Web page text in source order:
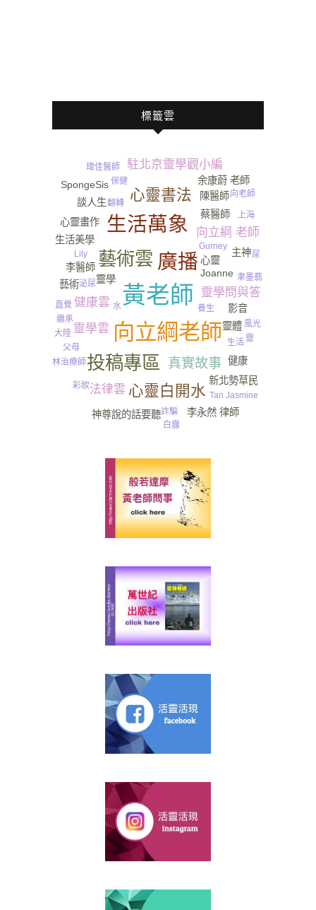
標籤雲
黃老師
向立綱老師
廣播
生活萬象
投稿專區
藝術雲
心靈白開水
心靈書法
真實故事
健康雲
靈學問與答
駐北京靈學觀小編
靈學雲
向立綱 老師
法律雲
心靈
李醫師
靈體
Joanne
新北勢草民
神尊說的話要聽
靈學
蔡醫師
心靈畫作
SpongeSis
主神
李永然 律師
影音
談人生
生活美學
健康
陳醫師
余康蔚 老師
藝術
林治療師
養生
Tan Jasmine
保健
上海
Lily
白露
翻轉
瑋佳醫師
聿墨翡
風光
生活
父母
向老師
大陸
彩妝
直覺
Gurney​
詐騙
靈
泌尿
繼承
水
尿